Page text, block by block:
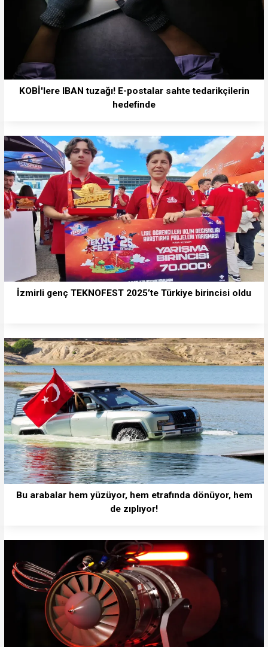
KOBİ'lere IBAN tuzağı! E-postalar sahte tedarikçilerin
hedefinde
İzmirli genç TEKNOFEST 2025’te Türkiye birincisi oldu
Bu arabalar hem yüzüyor, hem etrafında dönüyor, hem
de zıplıyor!